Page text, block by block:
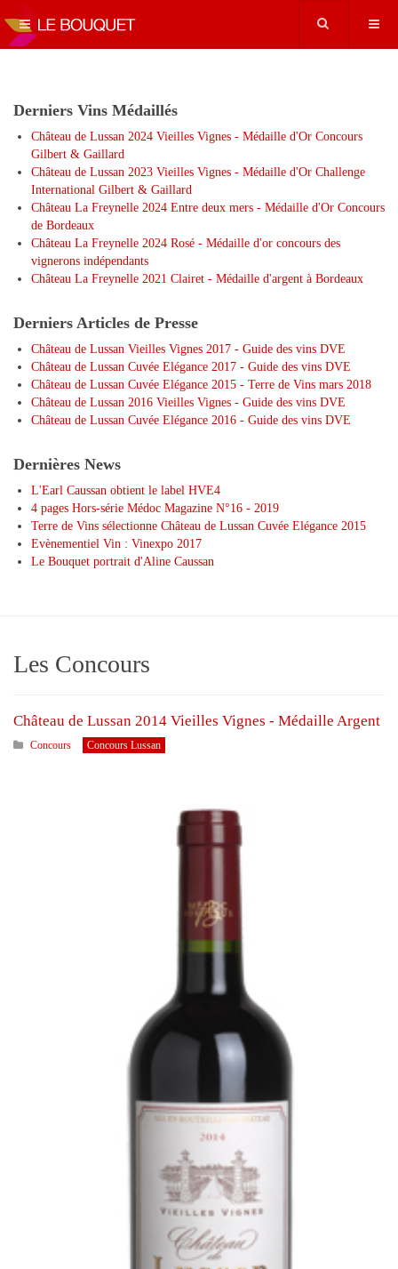
Derniers Vins Médaillés
Château de Lussan 2024 Vieilles Vignes - Médaille d'Or Concours
Gilbert & Gaillard
Château de Lussan 2023 Vieilles Vignes - Médaille d'Or Challenge
International Gilbert & Gaillard
Château La Freynelle 2024 Entre deux mers - Médaille d'Or Concours
de Bordeaux
Château La Freynelle 2024 Rosé - Médaille d'or concours des
vignerons indépendants
Château La Freynelle 2021 Clairet - Médaille d'argent à Bordeaux
Derniers Articles de Presse
Château de Lussan Vieilles Vignes 2017 - Guide des vins DVE
Château de Lussan Cuvée Elégance 2017 - Guide des vins DVE
Château de Lussan Cuvée Elégance 2015 - Terre de Vins mars 2018
Château de Lussan 2016 Vieilles Vignes - Guide des vins DVE
Château de Lussan Cuvée Elégance 2016 - Guide des vins DVE
Dernières News
L'Earl Caussan obtient le label HVE4
4 pages Hors-série Médoc Magazine N°16 - 2019
Terre de Vins sélectionne Château de Lussan Cuvée Elégance 2015
Evènementiel Vin : Vinexpo 2017
Le Bouquet portrait d'Aline Caussan
Les Concours
Château de Lussan 2014 Vieilles Vignes - Médaille Argent
Concours Concours Lussan